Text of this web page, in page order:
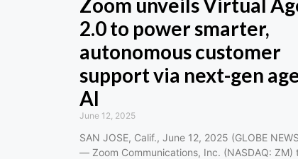
Zoom unveils Virtual
2.0 to power smarter,
autonomous customer
support via next-gen
AI
June 12, 2025
SAN JOSE, Calif., June 12, 2025 (GLOBE
— Zoom Communications, Inc. (NASDAQ: ZM)